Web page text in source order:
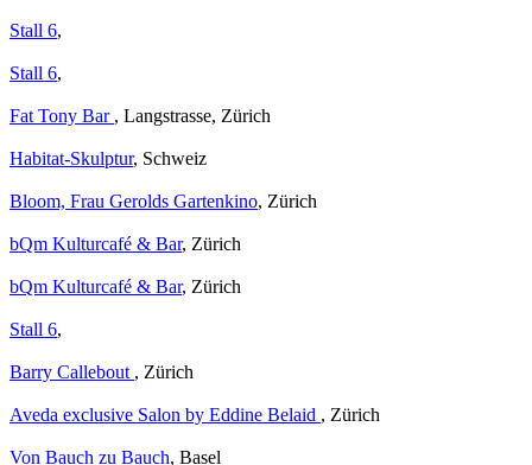
Stall 6,
Stall 6,
Fat Tony Bar , Langstrasse, Zürich
Habitat-Skulptur, Schweiz
Bloom, Frau Gerolds Gartenkino, Zürich
bQm Kulturcafé & Bar, Zürich
bQm Kulturcafé & Bar, Zürich
Stall 6,
Barry Callebout , Zürich
Aveda exclusive Salon by Eddine Belaid , Zürich
Von Bauch zu Bauch, Basel